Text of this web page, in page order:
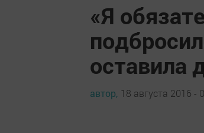
«Я
оставила
автор, 18 августа 2016 -